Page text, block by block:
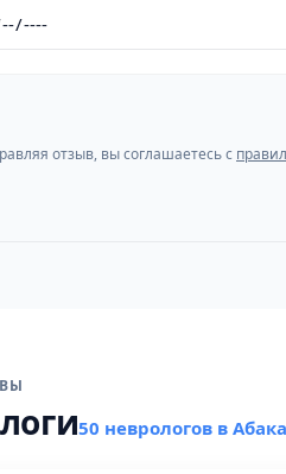
отзыв, вы соглашаетесь с
50 неврологов в